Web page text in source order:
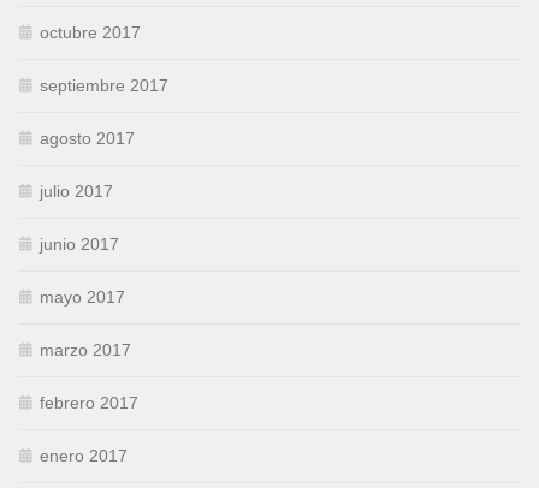
octubre 2017
septiembre 2017
agosto 2017
julio 2017
junio 2017
mayo 2017
marzo 2017
febrero 2017
enero 2017